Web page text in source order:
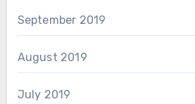
September 2019
August 2019
July 2019